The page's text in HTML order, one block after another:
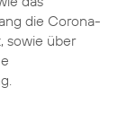
die Corona-
sowie über